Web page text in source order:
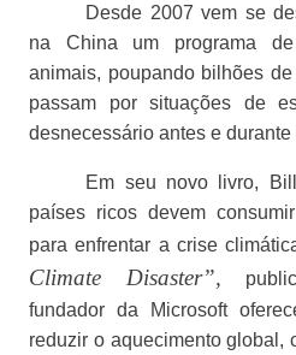
Desde 2007 vem se
na China um programa
animais, poupando bilhões
passam por situações de
desnecessário antes e durante
Em seu novo livro,
países ricos devem
para enfrentar a crise
Climate Disaster”,
fundador da Microsoft
reduzir o aquecimento global,